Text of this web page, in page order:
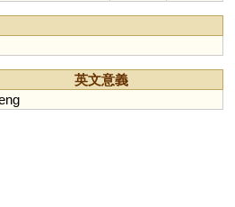
英文意義